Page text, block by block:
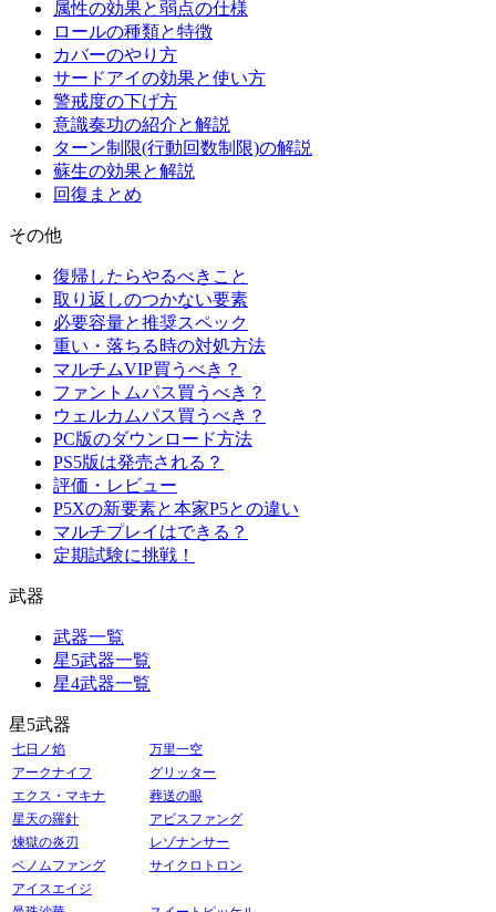
属性の効果と弱点の仕様
ロールの種類と特徴
カバーのやり方
サードアイの効果と使い方
警戒度の下げ方
意識奏功の紹介と解説
ターン制限(行動回数制限)の解説
蘇生の効果と解説
回復まとめ
その他
復帰したらやるべきこと
取り返しのつかない要素
必要容量と推奨スペック
重い・落ちる時の対処方法
マルチムVIP買うべき？
ファントムパス買うべき？
ウェルカムパス買うべき？
PC版のダウンロード方法
PS5版は発売される？
評価・レビュー
P5Xの新要素と本家P5との違い
マルチプレイはできる？
定期試験に挑戦！
武器
武器一覧
星5武器一覧
星4武器一覧
星5武器
七日ノ焰
万里一空
アークナイフ
グリッター
エクス・マキナ
葬送の眼
星天の羅針
アビスファング
煉獄の炎刃
レゾナンサー
ベノムファング
サイクロトロン
アイスエイジ